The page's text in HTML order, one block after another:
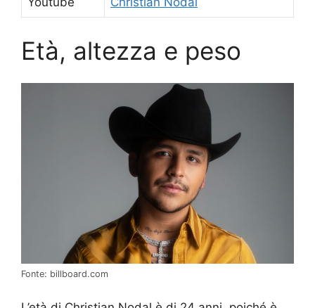
Età, altezza e peso
Fonte: billboard.com